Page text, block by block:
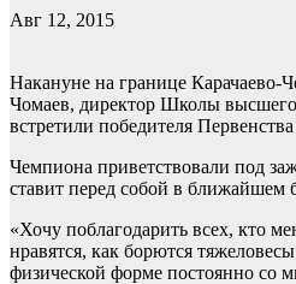
Авг 12, 2015
Накануне на границе Карачаево-
Чомаев, директор Школы
встретили победителя
Чемпиона приветствовали под
ставит перед собой в ближайшем
«Хочу поблагодарить всех, кто
нравятся, как борются
физической форме постоянно со